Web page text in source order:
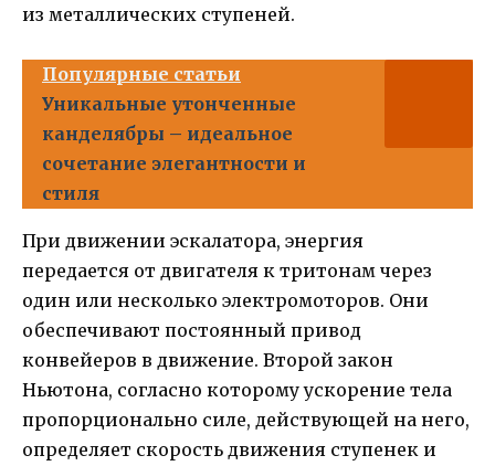
из металлических ступеней.
Популярные статьи
Уникальные утонченные
канделябры – идеальное
сочетание элегантности и
стиля
При движении эскалатора, энергия
передается от двигателя к тритонам через
один или несколько электромоторов. Они
обеспечивают постоянный привод
конвейеров в движение. Второй закон
Ньютона, согласно которому ускорение тела
пропорционально силе, действующей на него,
определяет скорость движения ступенек и